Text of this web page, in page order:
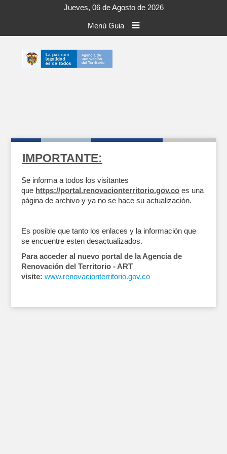
Jueves, 06 de Agosto de 2026
Menú Guia
IMPORTANTE:
Se informa a todos los visitantes
que https://portal.renovacionterritorio.gov.co es una
página de archivo y ya no se hace su actualización.
Es posible que tanto los enlaces y la información que
se encuentre esten desactualizados.
Para acceder al nuevo portal de la Agencia de
Renovación del Territorio - ART
visite: www.renovacionterritorio.gov.co